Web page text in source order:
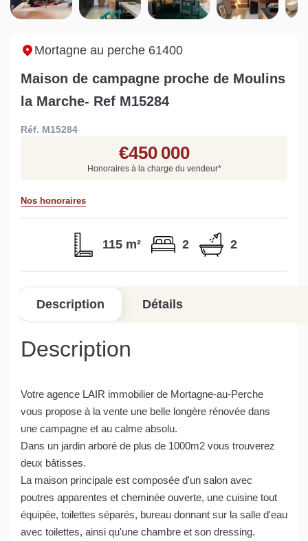
Sarthe pour booster sa
vente
quelles sont les
conséquences ?
Estimez votre bien en ligne.
en quelques clics.
Mortagne au perche 61400
Maison de campagne proche de Moulins
la Marche- Ref M15284
Réf. M15284
€450 000
Honoraires à la charge du vendeur*
Nos honoraires
115 m² 2 2
Description Détails
Description
Votre agence LAIR immobilier de Mortagne-au-Perche
vous propose à la vente une belle longère rénovée dans
une campagne et au calme absolu.
Dans un jardin arboré de plus de 1000m2 vous trouverez
deux bâtisses.
La maison principale est composée d'un salon avec
poutres apparentes et cheminée ouverte, une cuisine tout
équipée, toilettes séparés, bureau donnant sur la salle d'eau
avec toilettes, ainsi qu'une chambre et son dressing.